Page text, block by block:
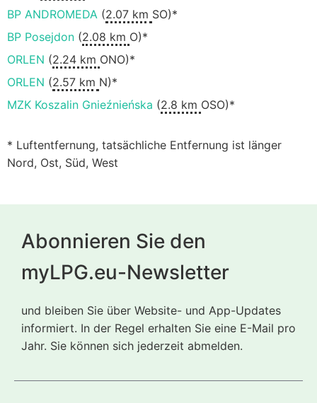
BP ANDROMEDA (2.07 km SO)*
BP Posejdon (2.08 km O)*
ORLEN (2.24 km ONO)*
ORLEN (2.57 km N)*
MZK Koszalin Gnieźnieńska (2.8 km OSO)*
* Luftentfernung, tatsächliche Entfernung ist länger
Nord, Ost, Süd, West
Abonnieren Sie den
myLPG.eu-Newsletter
und bleiben Sie über Website- und App-Updates
informiert. In der Regel erhalten Sie eine E-Mail pro
Jahr. Sie können sich jederzeit abmelden.